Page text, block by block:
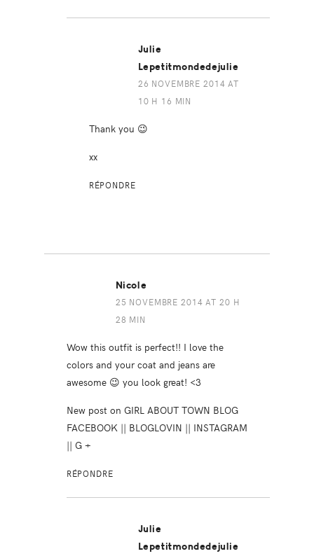
Julie
Lepetitmondedejulie
26 NOVEMBRE 2014 AT
10 H 16 MIN
Thank you 😉
xx
RÉPONDRE
Nicole
25 NOVEMBRE 2014 AT 20 H
28 MIN
Wow this outfit is perfect!! I love the
colors and your coat and jeans are
awesome 😉 you look great! <3
New post on GIRL ABOUT TOWN BLOG
FACEBOOK || BLOGLOVIN || INSTAGRAM
|| G +
RÉPONDRE
Julie
Lepetitmondedejulie